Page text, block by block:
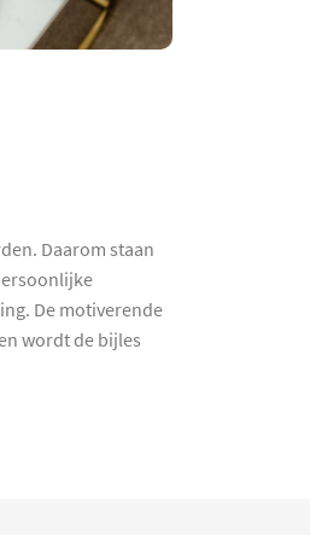
Daarom staan
De motiverende
wordt de bijles